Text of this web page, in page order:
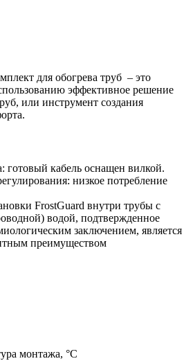
для обогрева труб – это
эффективное решение
или инструмент создания
готовый кабель оснащен вилкой.
низкое потребление
FrostGuard внутри трубы с
водой, подтвержденное
заключением, является
преимуществом
монтажа, °С